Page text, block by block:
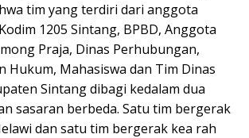
tim yang terdiri dari anggota
1205 Sintang, BPBD, Anggota
Praja, Dinas Perhubungan,
Hukum, Mahasiswa dan Tim Dinas
Sintang dibagi kedalam dua
sasaran berbeda. Satu tim bergerak
dan satu tim bergerak kea rah